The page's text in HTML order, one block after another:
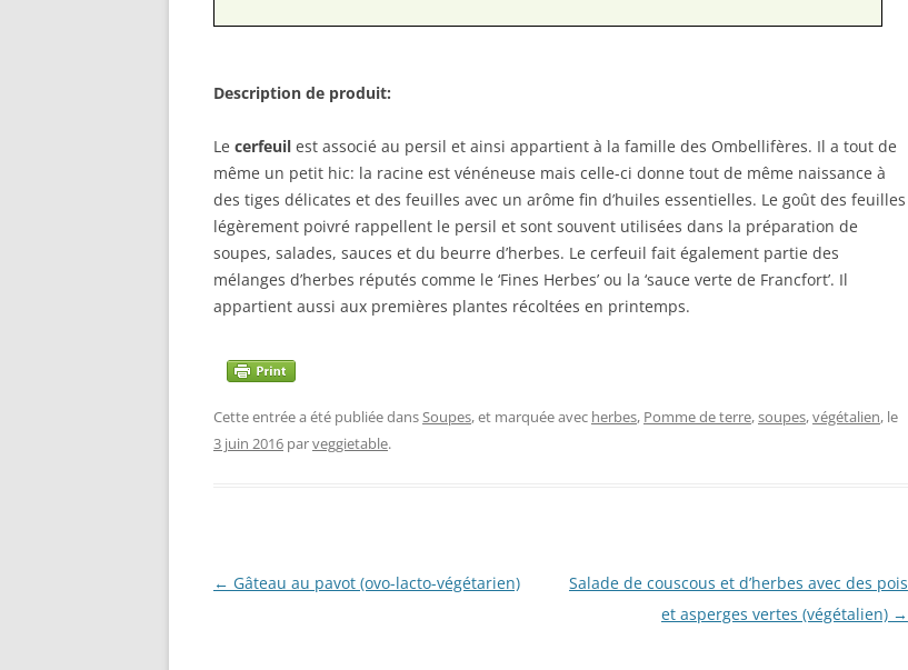
Description de produit:
Le cerfeuil est associé au persil et ainsi appartient à la famille des Ombellifères. Il a tout de
même un petit hic: la racine est vénéneuse mais celle-ci donne tout de même naissance à
des tiges délicates et des feuilles avec un arôme fin d’huiles essentielles. Le goût des feuilles
légèrement poivré rappellent le persil et sont souvent utilisées dans la préparation de
soupes, salades, sauces et du beurre d’herbes. Le cerfeuil fait également partie des
mélanges d’herbes réputés comme le ‘Fines Herbes’ ou la ‘sauce verte de Francfort’. Il
appartient aussi aux premières plantes récoltées en printemps.
Cette entrée a été publiée dansSoupes, et marquée avec herbes, Pomme de terre,soupes,végétalien, le
3 juin 2016 parveggietable.
Navigation
← Gâteau au pavot (ovo-lacto-végétarien)
Salade de couscous et d’herbes avec des pois
et asperges vertes (végétalien) →